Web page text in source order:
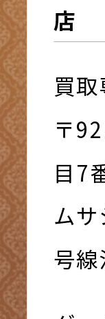
店
買
〒
⽬7
ム
号線